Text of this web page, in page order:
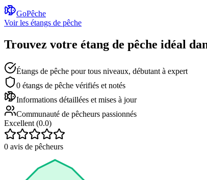
GoPêche
Voir les étangs de pêche
Trouvez votre étang de pêche idéal
Étangs de pêche pour tous niveaux, débutant à expert
0 étangs de pêche vérifiés et notés
Informations détaillées et mises à jour
Communauté de pêcheurs passionnés
Excellent (0.0)
0 avis de pêcheurs